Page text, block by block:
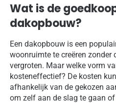
Wat is de
dakopbouw?
Een dakopbouw is een
woonruimte te creëren
vergroten. Maar welke vorm
kosteneffectief? De kosten
afhankelijk van de gekozen
om zelf aan de slag te gaan of